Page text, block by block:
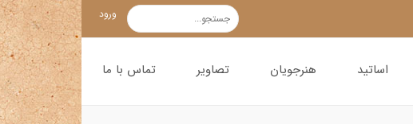
ورود
اساتید هنرجویان تصاویر تماس با ما